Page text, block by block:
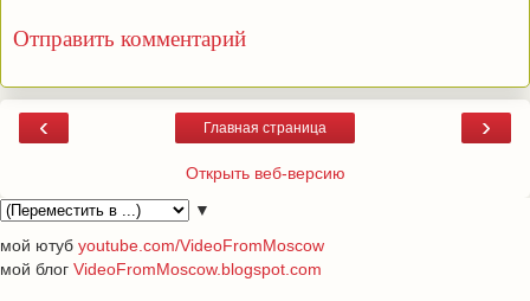
Отправить комментарий
‹ ›
Главная страница
Открыть веб-версию
▼
мой ютуб youtube.com/VideoFromMoscow
мой блог VideoFromMoscow.blogspot.com